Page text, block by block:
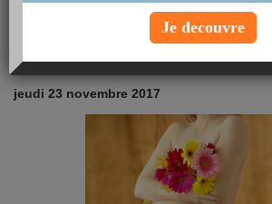
recommander pour cet hiver !Lire
jeudi 23 novembre 2017
Je decouvre